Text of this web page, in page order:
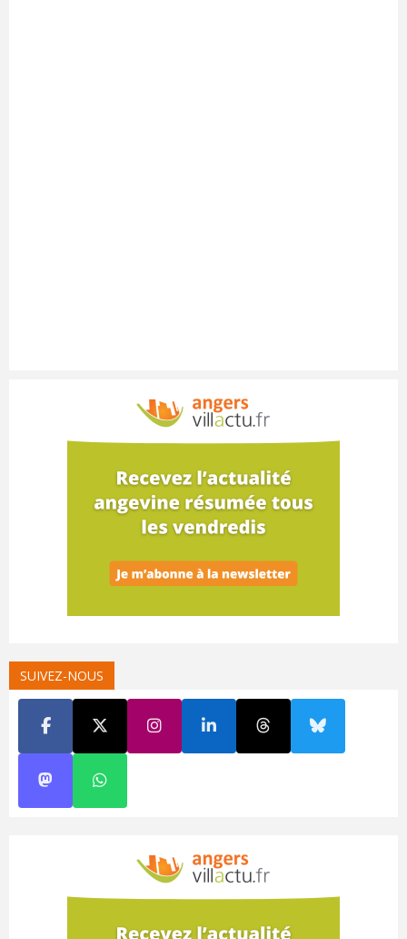
SUIVEZ-NOUS